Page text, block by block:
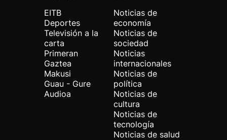
EITB
Deportes
Televisión a la
carta
Primeran
Gaztea
Makusi
Guau - Gure
Audioa
Noticias de
economía
Noticias de
sociedad
Noticias
internacionales
Noticias de
política
Noticias de
cultura
Noticias de
tecnología
Noticias de salud